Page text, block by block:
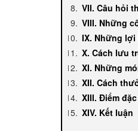
VII. Câu hỏi
VIII. Những
IX. Những
X. Cách lưu
XI. Những
XII. Cách
XIII. Điểm
XIV. Kết luận